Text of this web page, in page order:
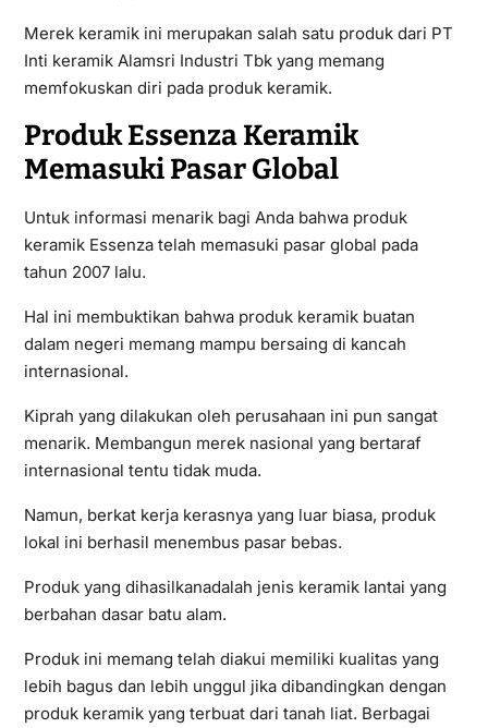
Merek keramik ini merupakan salah satu produk dari PT
Inti keramik Alamsri Industri Tbk yang memang
memfokuskan diri pada produk keramik.
Produk Essenza Keramik
Memasuki Pasar Global
Untuk informasi menarik bagi Anda bahwa produk
keramik Essenza telah memasuki pasar global pada
tahun 2007 lalu.
Hal ini membuktikan bahwa produk keramik buatan
dalam negeri memang mampu bersaing di kancah
internasional.
Kiprah yang dilakukan oleh perusahaan ini pun sangat
menarik. Membangun merek nasional yang bertaraf
internasional tentu tidak muda.
Namun, berkat kerja kerasnya yang luar biasa, produk
lokal ini berhasil menembus pasar bebas.
Produk yang dihasilkanadalah jenis keramik lantai yang
berbahan dasar batu alam.
Produk ini memang telah diakui memiliki kualitas yang
lebih bagus dan lebih unggul jika dibandingkan dengan
produk keramik yang terbuat dari tanah liat. Berbagai